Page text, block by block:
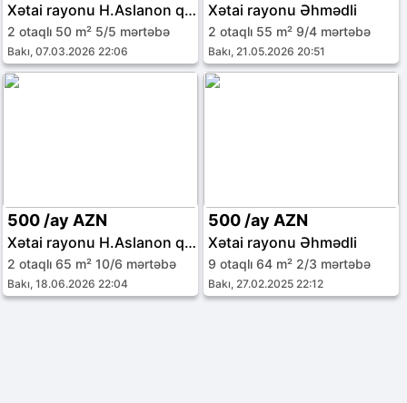
Xətai rayonu H.Aslanon qəs.
2 otaqlı 50 m² 5/5 mərtəbə
Bakı, 07.03.2026 22:06
Xətai rayonu Əhmədli
2 otaqlı 55 m² 9/4 mərtəbə
Bakı, 21.05.2026 20:51
500 /ay AZN
Xətai rayonu H.Aslanon qəs.
2 otaqlı 65 m² 10/6 mərtəbə
Bakı, 18.06.2026 22:04
500 /ay AZN
Xətai rayonu Əhmədli
9 otaqlı 64 m² 2/3 mərtəbə
Bakı, 27.02.2025 22:12